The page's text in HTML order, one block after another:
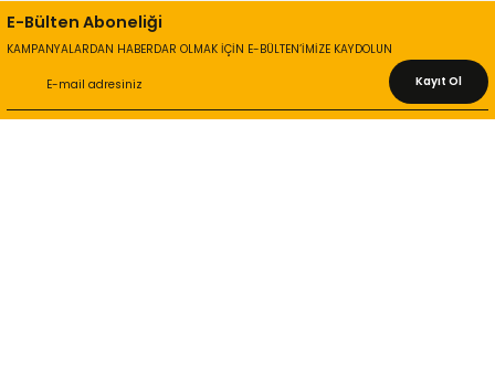
E-Bülten Aboneliği
KAMPANYALARDAN HABERDAR OLMAK İÇİN E-BÜLTEN’İMİZE KAYDOLUN
Kayıt Ol